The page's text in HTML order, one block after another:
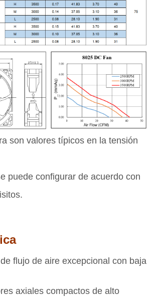
son valores típicos en la tensión
puede configurar de acuerdo con
flujo de aire excepcional con baja
axiales compactos de alto